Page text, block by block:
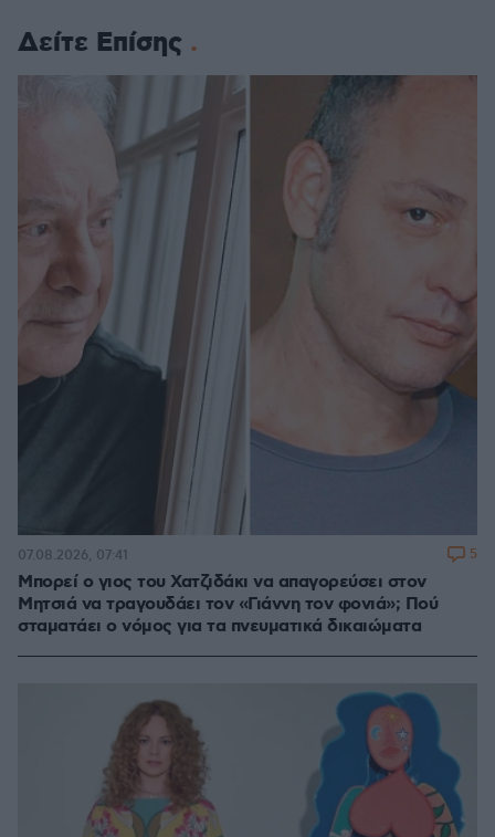
Δείτε Επίσης
Μπορεί ο γιος του Χατζιδάκι να απαγορεύσει στον
Μητσιά να τραγουδάει τον «Γιάννη τον φονιά»; Πού
σταματάει ο νόμος για τα πνευματικά δικαιώματα
07.08.2026, 07:41 5